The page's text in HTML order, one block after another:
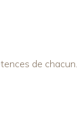
de chacun.